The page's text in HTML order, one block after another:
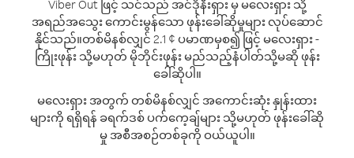
Viber Out ဖြင့် သင်သည် အင်ဒိုနီးရှား မှ မလေးရှား သို့
အရည်အသွေး ကောင်းမွန်သော ဖုန်းခေါ်ဆိုမှုများ လုပ်ဆောင်
နိုင်သည်။တစ်မိနစ်လျှင် 2.1 ¢ ပမာဏမှစ၍ ဖြင့် မလေးရှား -
ကြိုးဖုန်း သို့မဟုတ် မိုဘိုင်းဖုန်း မည်သည့်နံပါတ်သို့မဆို ဖုန်း
ခေါ်ဆိုပါ။
မလေးရှား အတွက် တစ်မိနစ်လျှင် အကောင်းဆုံး နှုန်းထား
များကို ရရှိရန် ခရက်ဒစ် ပက်ကေ့ချ်များ သို့မဟုတ် ဖုန်းခေါ်ဆို
မှု အစီအစဉ်တစ်ခုကို ဝယ်ယူပါ။